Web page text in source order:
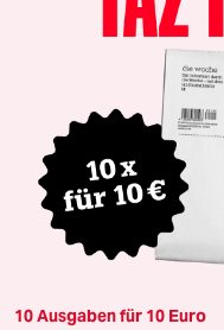
10 Ausgaben für 10 Euro